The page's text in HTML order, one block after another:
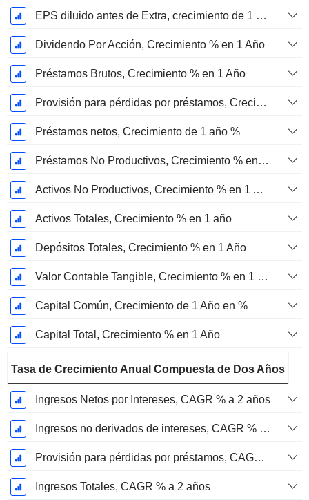
EPS diluido antes de Extra, crecimiento de 1 año %
Dividendo Por Acción, Crecimiento % en 1 Año
Préstamos Brutos, Crecimiento % en 1 Año
Provisión para pérdidas por préstamos, Crecimiento de 1 año en %
Préstamos netos, Crecimiento de 1 año %
Préstamos No Productivos, Crecimiento % en 1 Año
Activos No Productivos, Crecimiento % en 1 Año
Activos Totales, Crecimiento % en 1 año
Depósitos Totales, Crecimiento % en 1 Año
Valor Contable Tangible, Crecimiento % en 1 año
Capital Común, Crecimiento de 1 Año en %
Capital Total, Crecimiento % en 1 Año
Tasa de Crecimiento Anual Compuesta de Dos Años
Ingresos Netos por Intereses, CAGR % a 2 años
Ingresos no derivados de intereses, CAGR % a 2 años
Provisión para pérdidas por préstamos, CAGR de 2 años %
Ingresos Totales, CAGR % a 2 años